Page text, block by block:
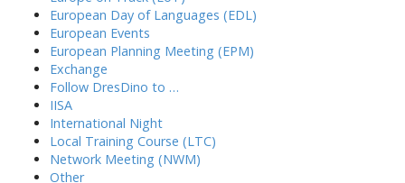
European Day of Languages (EDL)
European Events
European Planning Meeting (EPM)
Exchange
Follow DresDino to …
IISA
International Night
Local Training Course (LTC)
Network Meeting (NWM)
Other